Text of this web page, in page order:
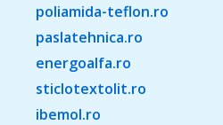
poliamida-teflon.ro
paslatehnica.ro
energoalfa.ro
sticlotextolit.ro
ibemol.ro